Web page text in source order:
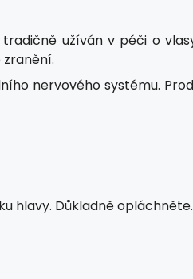
užíván v péči o
nervového systému.
hlavy. Důkladně